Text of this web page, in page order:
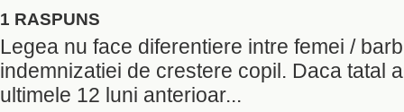
1 RASPUNS
Legea nu face diferentiere intre femei /
indemnizatiei de crestere copil. Daca tatal
ultimele 12 luni anterioar...